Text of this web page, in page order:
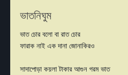
ভাতনিঘুম
ভাত চোর বলো বা রাত চোর
ফারাক নাই এক দানা জোনাকিরও
সাদাপোড়া কয়লা টাকার আগুন গরম ভাত